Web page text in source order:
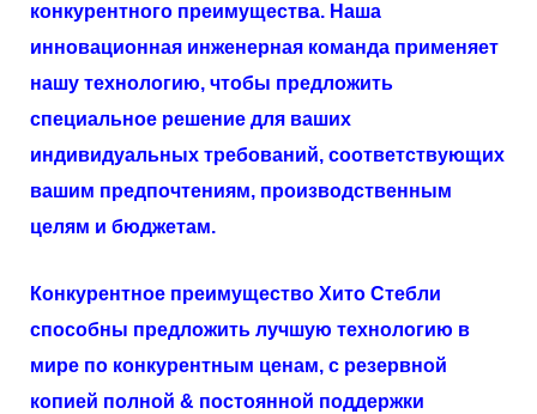
конкурентного преимущества. Наша
инновационная инженерная команда применяет
нашу технологию, чтобы предложить
специальное решение для ваших
индивидуальных требований, соответствующих
вашим предпочтениям, производственным
целям и бюджетам.
Конкурентное преимущество Хито Стебли
способны предложить лучшую технологию в
мире по конкурентным ценам, с резервной
копией полной & постоянной поддержки